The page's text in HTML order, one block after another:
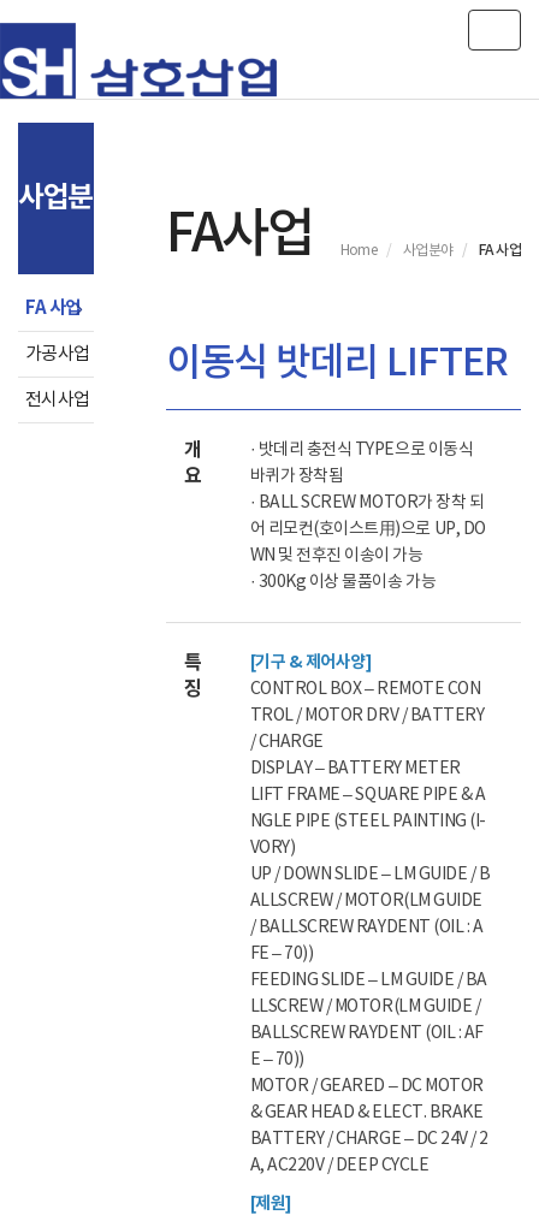
사업분야
FA 사업
가공사업
전시사업
FA사업 Home 사업분야 FA 사업
이동식 밧데리 LIFTER
개
요
· 밧데리 충전식 TYPE으로 이동식
바퀴가 장착됨
· BALL SCREW MOTOR가 장착 되
어 리모컨(호이스트用)으로 UP, DO
WN 및 전후진 이송이 가능
· 300Kg 이상 물품이송 가능
특
징
[기구 & 제어사양]
CONTROL BOX – REMOTE CON
TROL / MOTOR DRV / BATTERY
/ CHARGE
DISPLAY – BATTERY METER
LIFT FRAME – SQUARE PIPE & A
NGLE PIPE (STEEL PAINTING (I-
VORY)
UP / DOWN SLIDE – LM GUIDE / B
ALLSCREW / MOTOR(LM GUIDE
/ BALLSCREW RAYDENT (OIL : A
FE – 70))
FEEDING SLIDE – LM GUIDE / BA
LLSCREW / MOTOR(LM GUIDE /
BALLSCREW RAYDENT (OIL : AF
E – 70))
MOTOR / GEARED – DC MOTOR
& GEAR HEAD & ELECT. BRAKE
BATTERY / CHARGE – DC 24V / 2
A, AC220V / DEEP CYCLE
[제원]